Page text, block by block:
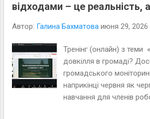
обох громадах, на яких
екологічної оцінки (далі
результат справжньої,
синергії всіх учасників
експертів ПЦПСД було
аби допомогти
Плану та СЕО. Експерти
не менш важливу справу:
відходами – це реальність,
Автор: Галина Бахматова июня 29, 2026
Тренінг (онлайн) з теми
довкілля в громаді?
громадського
наприкінці червня як
навчання для членів